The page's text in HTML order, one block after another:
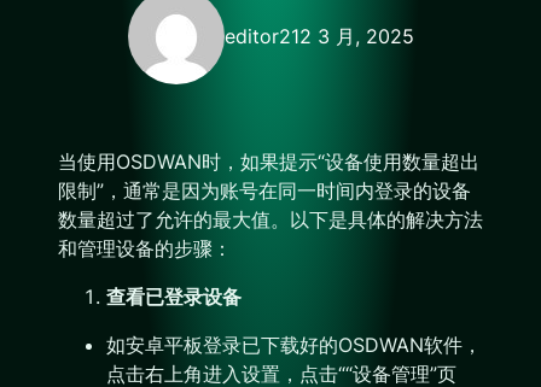
editor212 3 月, 2025
当使用OSDWAN时，如果提示“设备使用数量超出
限制”，通常是因为账号在同一时间内登录的设备
数量超过了允许的最大值。以下是具体的解决方法
和管理设备的步骤：
查看已登录设备
如安卓平板登录已下载好的OSDWAN软件，
点击右上角进入设置，点击““设备管理”页